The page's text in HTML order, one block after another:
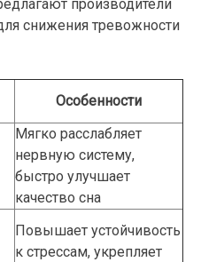
производители
снижения тревожности
Особенности
Мягко расслабляет
нервную систему,
быстро улучшает
качество сна
Повышает устойчивость
к стрессам, укрепляет